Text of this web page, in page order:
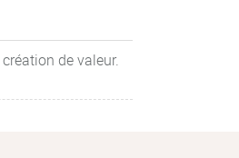
de valeur.